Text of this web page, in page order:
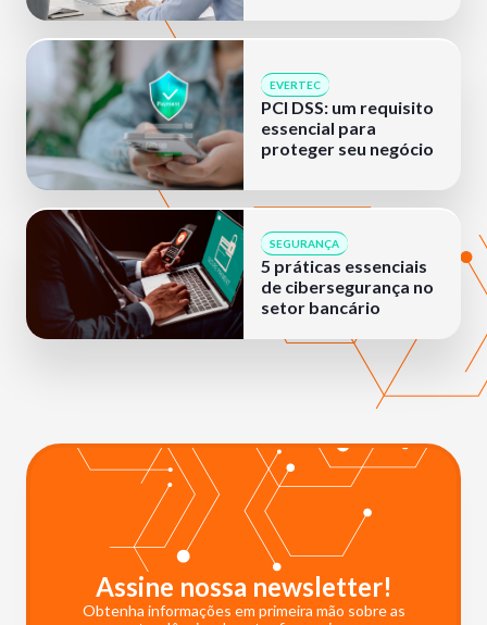
EVERTEC
PCI DSS: um requisito
essencial para
proteger seu negócio
SEGURANÇA
5 práticas essenciais
de cibersegurança no
setor bancário
Assine nossa newsletter!
Obtenha informações em primeira mão sobre as